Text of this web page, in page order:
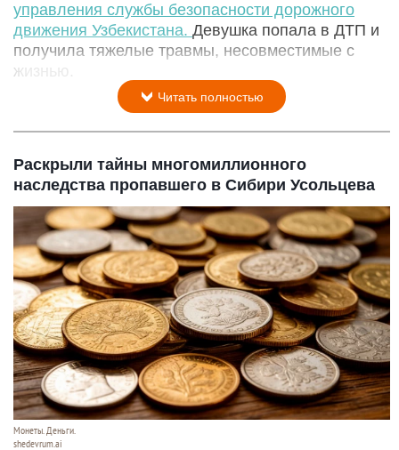
управления службы безопасности дорожного
движения Узбекистана. Девушка попала в ДТП и
получила тяжелые травмы, несовместимые с
жизнью.
Читать полностью
Раскрыли тайны многомиллионного
наследства пропавшего в Сибири Усольцева
Монеты. Деньги.
shedevrum.ai